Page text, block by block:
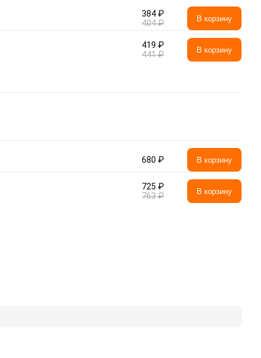
384 ₽
404 ₽
В корзину
419 ₽
441 ₽
В корзину
680 ₽ В корзину
725 ₽
763 ₽
В корзину